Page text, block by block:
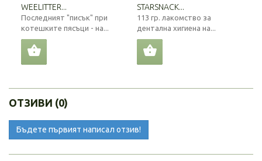
WEELITTER...
Последният "писък" при
котешките пясъци - на...
STARSNACK...
113 гр. лакомство за
дентална хигиена на...
ОТЗИВИ (0)
Бъдете първият написал отзив!